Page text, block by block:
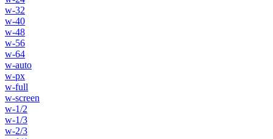
w-32
w-40
w-48
w-56
w-64
w-auto
w-px
w-full
w-screen
w-1/2
w-1/3
w-2/3